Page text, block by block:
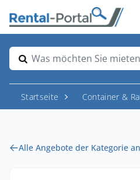
Was möchten Sie
Startseite Container &
Alle Angebote der Kategorie